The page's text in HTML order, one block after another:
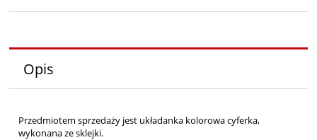
Opis
Przedmiotem sprzedaży jest układanka kolorowa cyferka,
wykonana ze sklejki.